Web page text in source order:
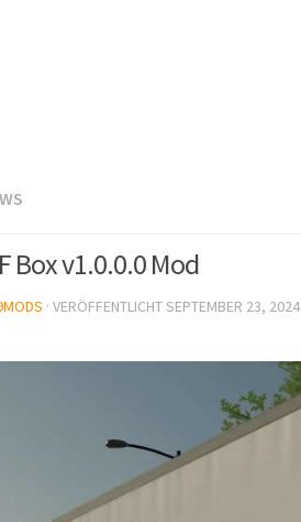
Box v1.0.0.0 Mod
· VERÖFFENTLICHTSEPTEMBER 23, 2024